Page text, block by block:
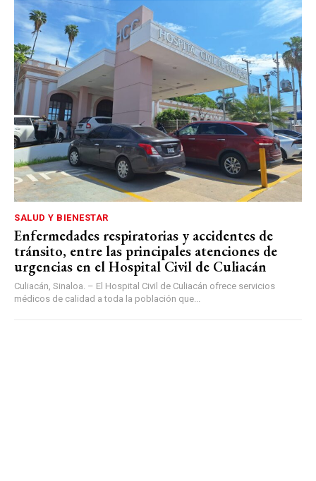
SALUD Y BIENESTAR
Enfermedades respiratorias y accidentes de
tránsito, entre las principales atenciones de
urgencias en el Hospital Civil de Culiacán
Culiacán, Sinaloa. – El Hospital Civil de Culiacán ofrece servicios
médicos de calidad a toda la población que...